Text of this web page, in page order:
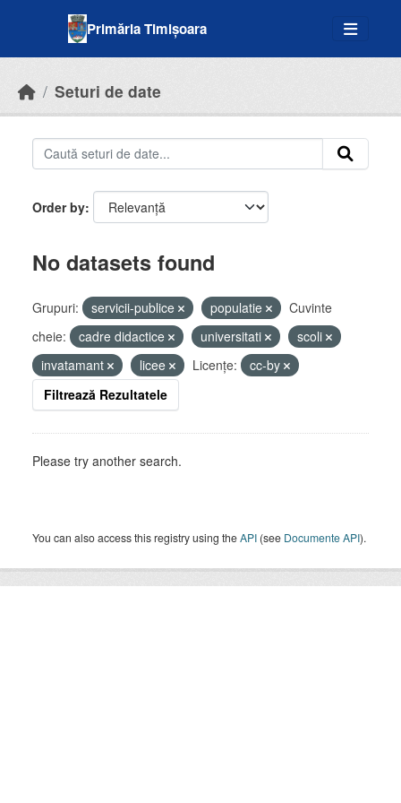
Primăria Timișoara
Seturi de date
Order by
No datasets found
Grupuri: servicii-publice populatie
Cuvinte
cheie:
cadre didactice universitati
scoli
invatamant
licee Licenţe:
cc-by
Filtrează Rezultatele
Please try another search.
You can also access this registry using theAPI (see Documente API).